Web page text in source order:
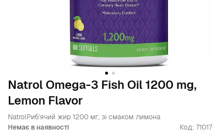
Natrol Omega-3 Fish Oil 1200 mg,
Lemon Flavor
NatrolРиб'ячий жир 1200 мг, зі смаком лимона
Немає в наявності
Код: 71017